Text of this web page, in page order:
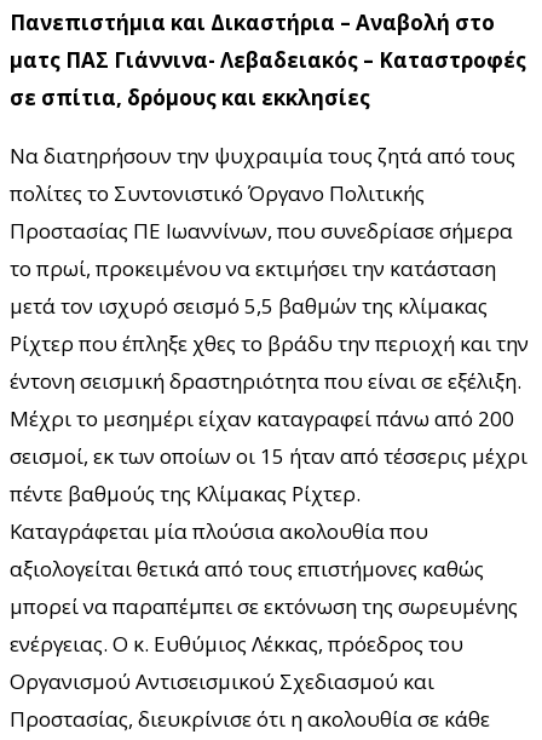
Πανεπιστήμια και Δικαστήρια – Αναβολή στο
ματς ΠΑΣ Γιάννινα- Λεβαδειακός – Καταστροφές
σε σπίτια, δρόμους και εκκλησίες
Να διατηρήσουν την ψυχραιμία τους ζητά από τους
πολίτες το Συντονιστικό Όργανο Πολιτικής
Προστασίας ΠΕ Ιωαννίνων, που συνεδρίασε σήμερα
το πρωί, προκειμένου να εκτιμήσει την κατάσταση
μετά τον ισχυρό σεισμό 5,5 βαθμών της κλίμακας
Ρίχτερ που έπληξε χθες το βράδυ την περιοχή και την
έντονη σεισμική δραστηριότητα που είναι σε εξέλιξη.
Μέχρι το μεσημέρι είχαν καταγραφεί πάνω από 200
σεισμοί, εκ των οποίων οι 15 ήταν από τέσσερις μέχρι
πέντε βαθμούς της Κλίμακας Ρίχτερ.
Καταγράφεται μία πλούσια ακολουθία που
αξιολογείται θετικά από τους επιστήμονες καθώς
μπορεί να παραπέμπει σε εκτόνωση της σωρευμένης
ενέργειας. Ο κ. Ευθύμιος Λέκκας, πρόεδρος του
Οργανισμού Αντισεισμικού Σχεδιασμού και
Προστασίας, διευκρίνισε ότι η ακολουθία σε κάθε